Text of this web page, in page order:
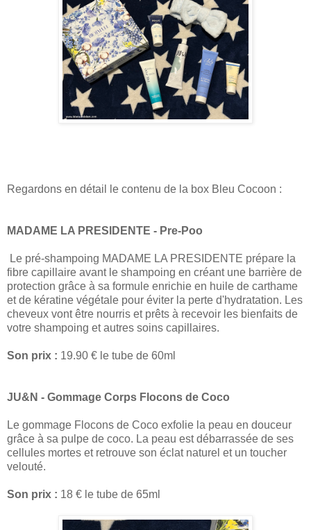
Regardons en détail le contenu de la box Bleu Cocoon :
MADAME LA PRESIDENTE - Pre-Poo
Le pré-shampoing MADAME LA PRESIDENTE prépare la
fibre capillaire avant le shampoing en créant une barrière de
protection grâce à sa formule enrichie en huile de carthame
et de kératine végétale pour éviter la perte d'hydratation. Les
cheveux vont être nourris et prêts à recevoir les bienfaits de
votre shampoing et autres soins capillaires.
Son prix : 19.90 € le tube de 60ml
JU&N - Gommage Corps Flocons de Coco
Le gommage Flocons de Coco exfolie la peau en douceur
grâce à sa pulpe de coco. La peau est débarrassée de ses
cellules mortes et retrouve son éclat naturel et un toucher
velouté.
Son prix : 18 € le tube de 65ml